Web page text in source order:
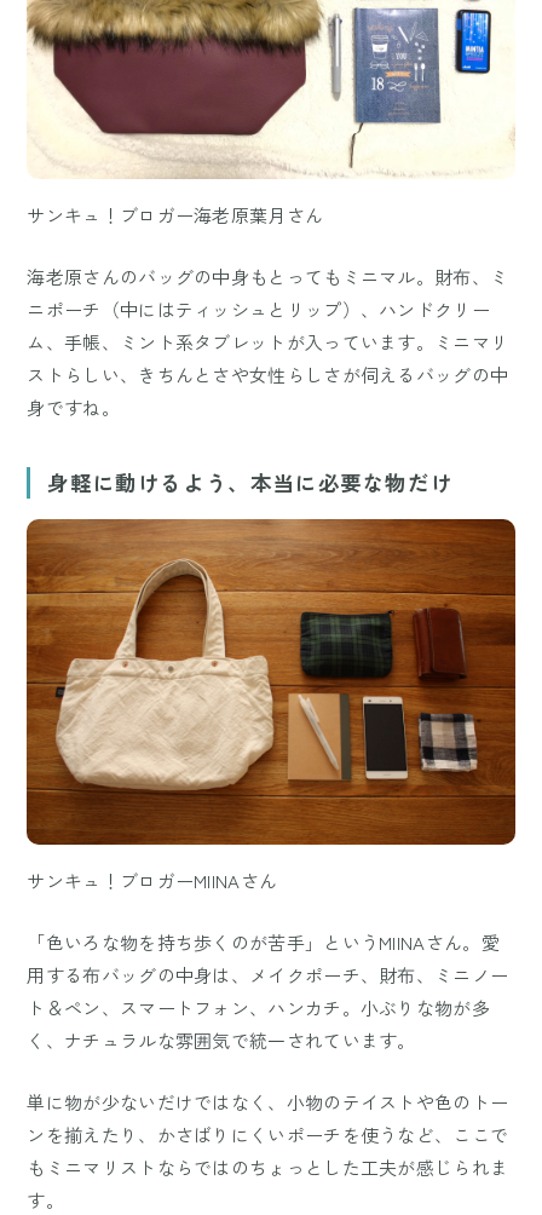
サンキュ！ブロガー海老原葉月さん
海老原さんのバッグの中身もとってもミニマル。財布、ミ
ニポーチ（中にはティッシュとリップ）、ハンドクリー
ム、手帳、ミント系タブレットが入っています。ミニマリ
ストらしい、きちんとさや女性らしさが伺えるバッグの中
身ですね。
身軽に動けるよう、本当に必要な物だけ
サンキュ！ブロガーMIINAさん
「色いろな物を持ち歩くのが苦手」というMIINAさん。愛
用する布バッグの中身は、メイクポーチ、財布、ミニノー
ト＆ペン、スマートフォン、ハンカチ。小ぶりな物が多
く、ナチュラルな雰囲気で統一されています。
単に物が少ないだけではなく、小物のテイストや色のトー
ンを揃えたり、かさばりにくいポーチを使うなど、ここで
もミニマリストならではのちょっとした工夫が感じられま
す。